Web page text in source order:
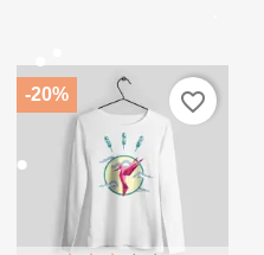
-20% favorite_border